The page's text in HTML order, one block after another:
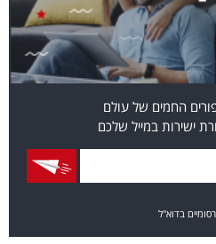
החמים של עולם
ישירות במייל שלכם
בדוא"ל